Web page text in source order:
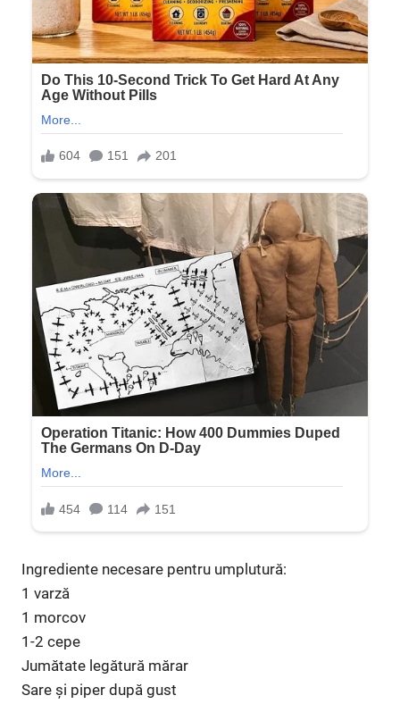
Ingrediente necesare pentru umplutură:
1 varză
1 morcov
1-2 cepe
Jumătate legătură mărar
Sare și piper după gust